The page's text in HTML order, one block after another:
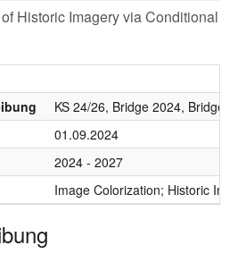
Historic Imagery via Conditional
KS 24/26, Bridge 2024, Bridge
01.09.2024
2024 - 2027
Image Colorization; Historic